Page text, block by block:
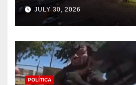
JULY 30, 2026
POLÍTICA